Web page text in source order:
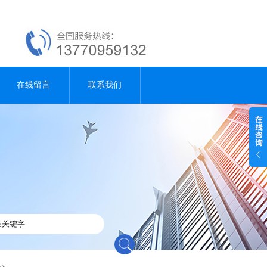
在线留言 联系我们